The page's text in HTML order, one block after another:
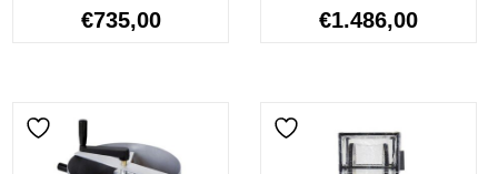
€735,00 €1.486,00